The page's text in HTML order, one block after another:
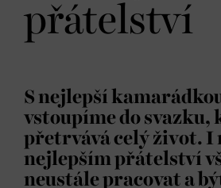
přátelství
S nejlepší
vstoupíme do svazku,
přetrvává celý život. I
nejlepším přátelství
neustále pracovat a